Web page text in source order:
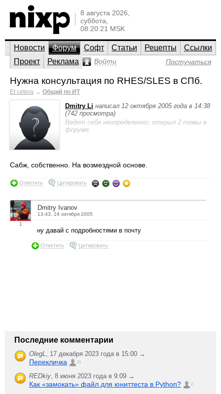
8 августа 2026,
суббота,
08:20:21 MSK
Новости Форум Софт Статьи Рецепты
Ссылки
Проект
Реклама Войти Постучаться
Нужна консультация по RHES/SLES в СПб.
Et cetera → Общий по ИТ
Dmitry Li написал 12 октября 2005 года в 14:38
(742 просмотра)
Ведет себя неопределенно; открыл 2 темы в
форуме.
Сабж, собственно. На возмездной основе.
Ответить Цитировать
1
Dmitry Ivanov
13:43, 24 октября 2005
ну давай с подробностями в почту
Ответить Цитировать
Последние комментарии
OlegL, 17 декабря 2023 года в 15:00 →
Перекличка 21
REDkiy, 8 июня 2023 года в 9:09 →
Как «замокать» файл для юниттеста в Python? 2